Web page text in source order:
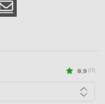
8,9 (17)